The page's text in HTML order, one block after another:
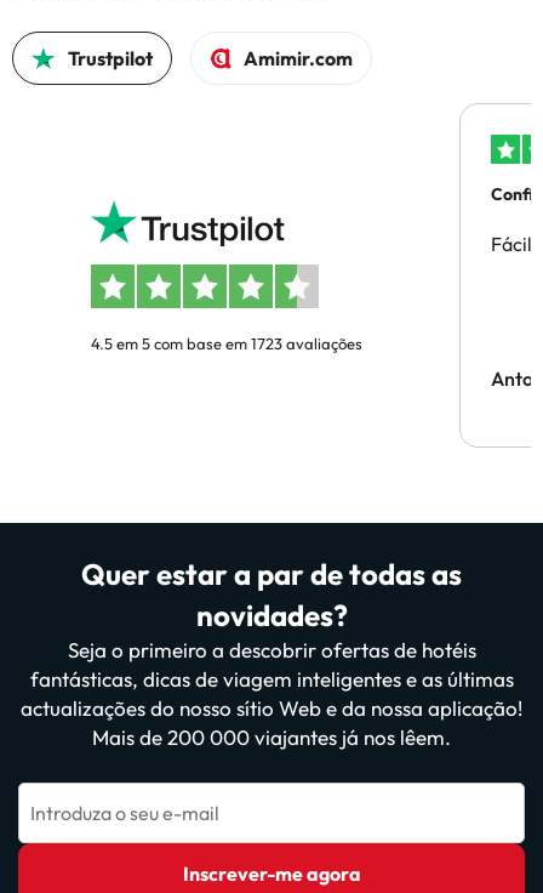
Trustpilot Amimir.com
4.5 em 5 com base em 1723 avaliações
Fácil
Quer estar a par de todas as
novidades?
Seja o primeiro a descobrir ofertas de hotéis
fantásticas, dicas de viagem inteligentes e as últimas
actualizações do nosso sítio Web e da nossa aplicação!
Mais de 200 000 viajantes já nos lêem.
Introduza o seu e-mail
Inscrever-me agora